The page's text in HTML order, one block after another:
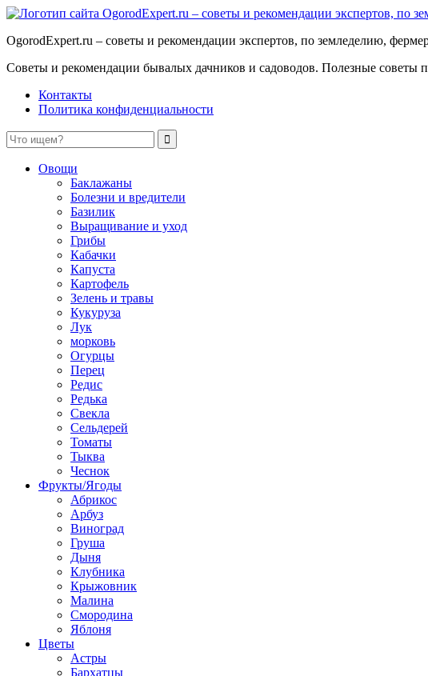
OgorodExpert.ru – cоветы и рекомендации экспертов, по земледелию,
Советы и рекомендации бывалых дачников и садоводов. Полезные советы
Контакты
Политика конфиденциальности
Овощи
Баклажаны
Болезни и вредители
Базилик
Выращивание и уход
Грибы
Кабачки
Капуста
Картофель
Зелень и травы
Кукуруза
Лук
морковь
Огурцы
Перец
Редис
Редька
Свекла
Сельдерей
Томаты
Тыква
Чеснок
Фрукты/Ягоды
Абрикос
Арбуз
Виноград
Груша
Дыня
Клубника
Крыжовник
Малина
Смородина
Яблоня
Цветы
Астры
Бархатцы